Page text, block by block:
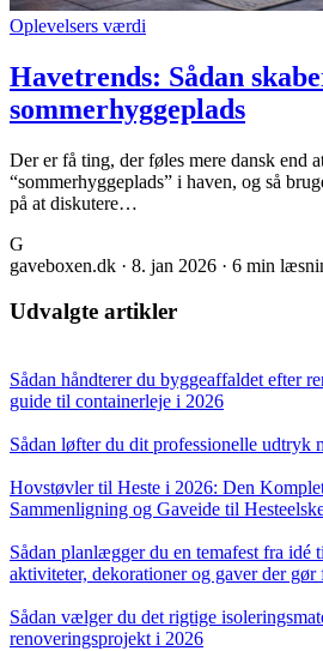
Oplevelsers værdi
Havetrends: Sådan
sommerhyggeplads
Der er få ting, der føles mere dansk end
“sommerhyggeplads” i haven, og så
på at diskutere…
G
gaveboxen.dk · 8. jan 2026 · 6 min
Udvalgte artikler
Sådan håndterer du byggeaffaldet efter
guide til containerleje i 2026
Sådan løfter du dit professionelle udtryk
Hovstøvler til Heste i 2026: Den
Sammenligning og Gaveide til
Sådan planlægger du en temafest fra idé
aktiviteter, dekorationer og gaver der
Sådan vælger du det rigtige
renoveringsprojekt i 2026